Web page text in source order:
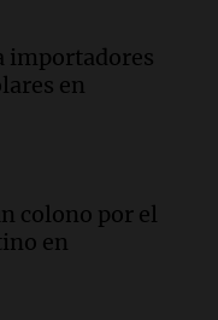
Estudiantes
sólido
una vital
gracias al gol
importadores
en
colono por el
en